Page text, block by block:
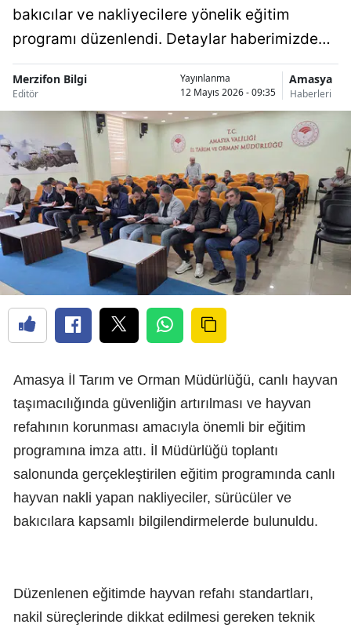
bakıcılar ve nakliyecilere yönelik eğitim
programı düzenlendi. Detaylar haberimizde…
Merzifon Bilgi
Editör
Yayınlanma
12 Mayıs 2026 - 09:35
Amasya
Haberleri
Amasya İl Tarım ve Orman Müdürlüğü, canlı hayvan
taşımacılığında güvenliğin artırılması ve hayvan
refahının korunması amacıyla önemli bir eğitim
programına imza attı. İl Müdürlüğü toplantı
salonunda gerçekleştirilen eğitim programında canlı
hayvan nakli yapan nakliyeciler, sürücüler ve
bakıcılara kapsamlı bilgilendirmelerde bulunuldu.
Düzenlenen eğitimde hayvan refahı standartları,
nakil süreçlerinde dikkat edilmesi gereken teknik